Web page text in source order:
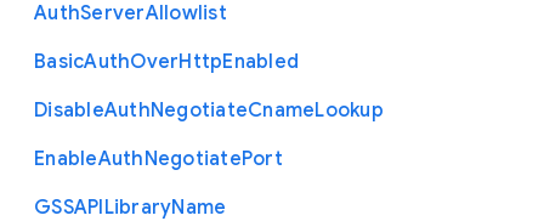
AuthServerAllowlist
BasicAuthOverHttpEnabled
DisableAuthNegotiateCnameLookup
EnableAuthNegotiatePort
GSSAPILibraryName